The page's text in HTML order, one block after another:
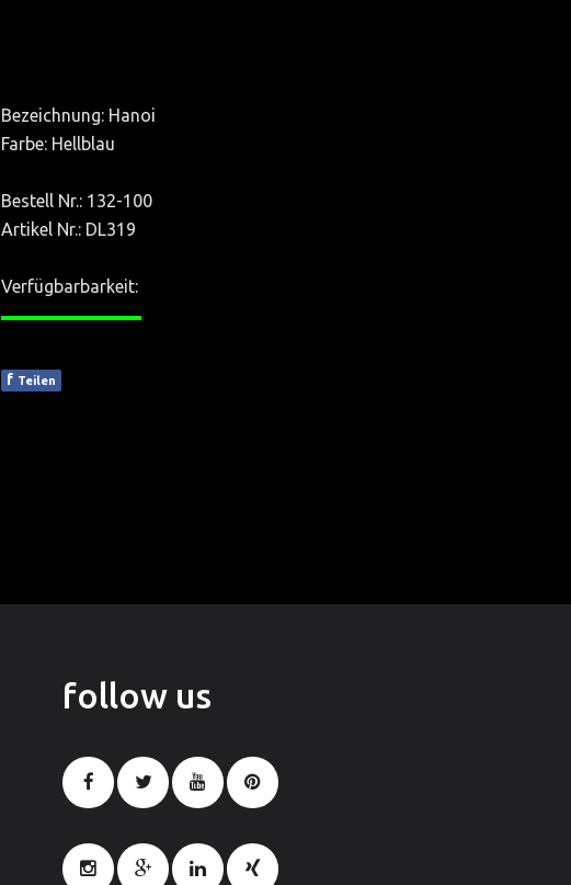
Bezeichnung: Hanoi
Farbe: Hellblau
Bestell Nr.: 132-100
Artikel Nr.: DL319
Verfügbarbarkeit:
————
f Teilen
follow us